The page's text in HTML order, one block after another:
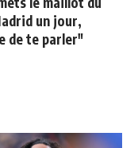
un jour,
de te parler"